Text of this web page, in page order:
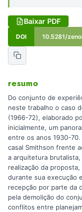
Baixar PDF
DOI 10.5281/
resumo
Do conjunto de
neste trabalho o caso
(1966-72), elaborado
inicialmente, um
entre os anos 1930-
casal Smithson frente
a arquitetura
realização da
durante sua execução
recepção por parte da
pela demolição do
conflitos entre